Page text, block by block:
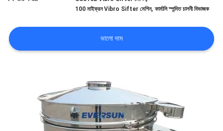
যোগাযোগ
করুন
100 মাইক্রন Vibro Sifter মেশিন,ফার্মাসি স্পন্দিত চালনী বিভাজক
ভালো দাম